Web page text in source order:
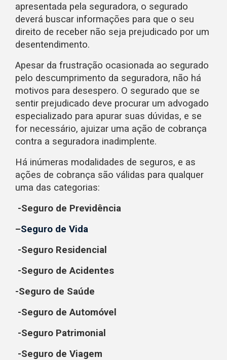
apresentada pela seguradora, o segurado
deverá buscar informações para que o seu
direito de receber não seja prejudicado por um
desentendimento.
Apesar da frustração ocasionada ao segurado
pelo descumprimento da seguradora, não há
motivos para desespero. O segurado que se
sentir prejudicado deve procurar um advogado
especializado para apurar suas dúvidas, e se
for necessário, ajuizar uma ação de cobrança
contra a seguradora inadimplente.
Há inúmeras modalidades de seguros, e as
ações de cobrança são válidas para qualquer
uma das categorias:
-Seguro de Previdência
–Seguro de Vida
-Seguro Residencial
-Seguro de Acidentes
-Seguro de Saúde
-Seguro de Automóvel
-Seguro Patrimonial
-Seguro de Viagem